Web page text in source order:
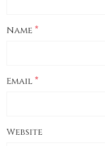
Name*
Email*
Website